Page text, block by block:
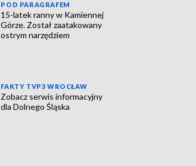
POD PARAGRAFEM
15-latek ranny w Kamiennej
Górze. Został zaatakowany
ostrym narzędziem
FAKTY TVP3 WROCŁAW
Zobacz serwis informacyjny
dla Dolnego Śląska